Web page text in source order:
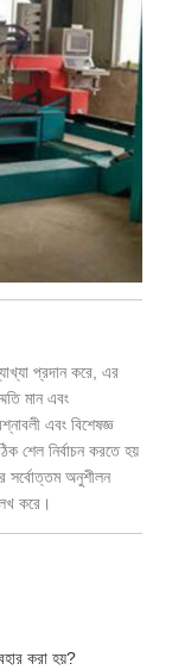
প্রদান করে, এর
মান এবং
এবং বিশেষজ্ঞ
শেল নির্বাচন করতে হয়
সর্বোত্তম অনুশীলন
করে।
করা হয়?